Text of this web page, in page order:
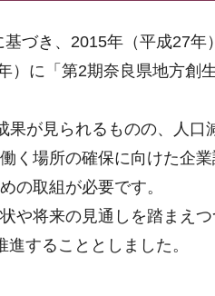
づき、2015年（平成27年
）に「第2期奈良県地方創
が見られるものの、人口
く場所の確保に向けた企
の取組が必要です。
や将来の見通しを踏まえ
することとしました。